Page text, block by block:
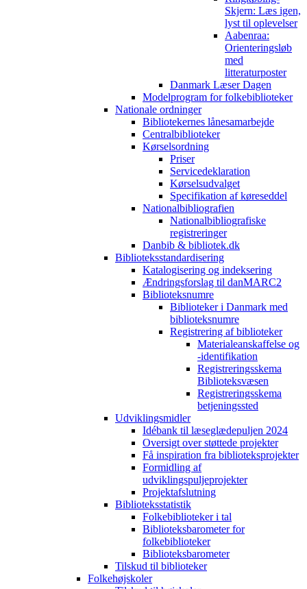
Skjern: Læs igen,
lyst til oplevelser
Aabenraa:
Orienteringsløb
med
litteraturposter
Danmark Læser Dagen
Modelprogram for folkebiblioteker
Nationale ordninger
Bibliotekernes lånesamarbejde
Centralbiblioteker
Kørselsordning
Priser
Servicedeklaration
Kørselsudvalget
Specifikation af køreseddel
Nationalbibliografien
Nationalbibliografiske
registreringer
Danbib & bibliotek.dk
Biblioteksstandardisering
Katalogisering og indeksering
Ændringsforslag til danMARC2
Biblioteksnumre
Biblioteker i Danmark med
biblioteksnumre
Registrering af biblioteker
Materialeanskaffelse og
-identifikation
Registreringsskema
Biblioteksvæsen
Registreringsskema
betjeningssted
Udviklingsmidler
Idébank til læseglædepuljen 2024
Oversigt over støttede projekter
Få inspiration fra biblioteksprojekter
Formidling af
udviklingspuljeprojekter
Projektafslutning
Biblioteksstatistik
Folkebiblioteker i tal
Biblioteksbarometer for
folkebiblioteker
Biblioteksbarometer
Tilskud til biblioteker
Folkehøjskoler